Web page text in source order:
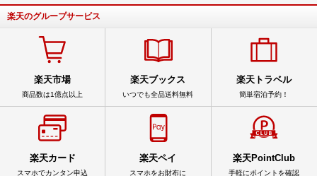
楽天のグループサービス
楽天市場
商品数は1億点以上
楽天ブックス
いつでも全品送料無料
楽天トラベル
簡単宿泊予約！
楽天カード
スマホでカンタン申込
楽天ペイ
スマホをお財布に
楽天PointClub
手軽にポイントを確認